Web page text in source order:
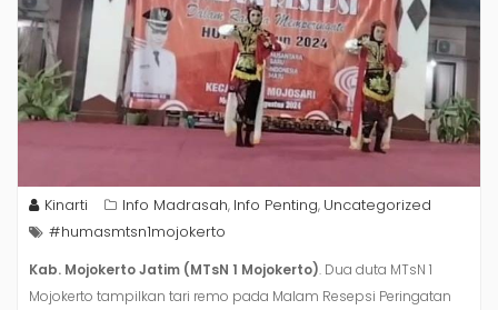
Kinarti Info Madrasah, Info Penting, Uncategorized
#humasmtsn1mojokerto
Kab. Mojokerto Jatim (MTsN 1 Mojokerto). Dua duta MTsN 1
Mojokerto tampilkan tari remo pada Malam Resepsi Peringatan